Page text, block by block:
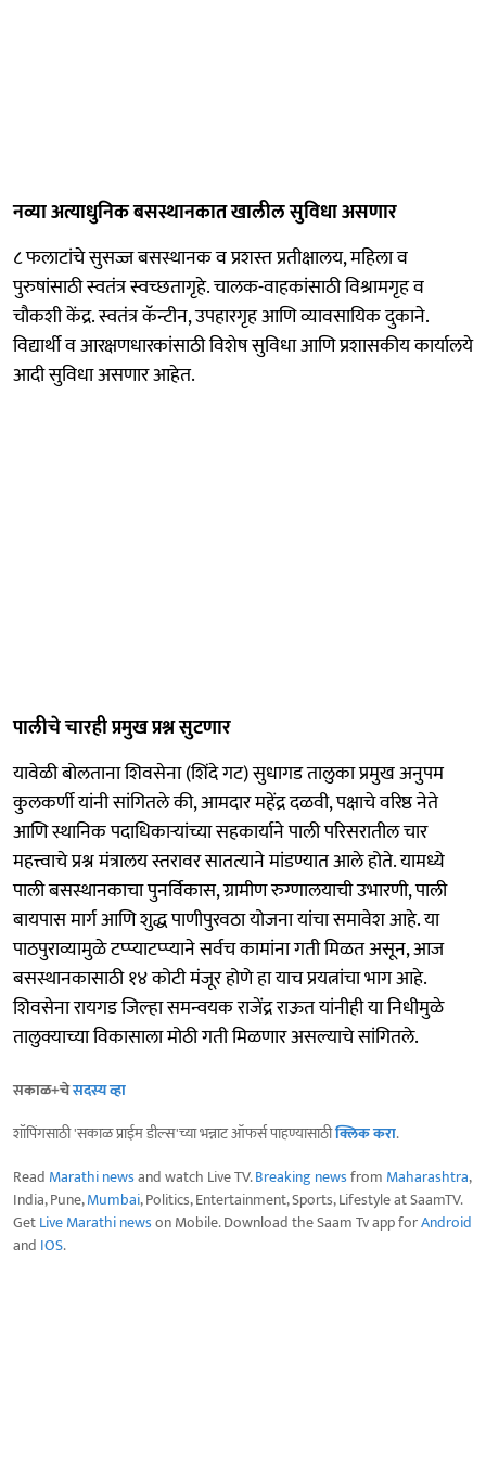
नव्या अत्याधुनिक बसस्थानकात खालील सुविधा असणार
८ फलाटांचे सुसज्ज बसस्थानक व प्रशस्त प्रतीक्षालय, महिला व
पुरुषांसाठी स्वतंत्र स्वच्छतागृहे. चालक-वाहकांसाठी विश्रामगृह व
चौकशी केंद्र. स्वतंत्र कॅन्टीन, उपहारगृह आणि व्यावसायिक दुकाने.
विद्यार्थी व आरक्षणधारकांसाठी विशेष सुविधा आणि प्रशासकीय कार्यालये
आदी सुविधा असणार आहेत.
पालीचे चारही प्रमुख प्रश्न सुटणार
यावेळी बोलताना शिवसेना (शिंदे गट) सुधागड तालुका प्रमुख अनुपम
कुलकर्णी यांनी सांगितले की, आमदार महेंद्र दळवी, पक्षाचे वरिष्ठ नेते
आणि स्थानिक पदाधिकाऱ्यांच्या सहकार्याने पाली परिसरातील चार
महत्त्वाचे प्रश्न मंत्रालय स्तरावर सातत्याने मांडण्यात आले होते. यामध्ये
पाली बसस्थानकाचा पुनर्विकास, ग्रामीण रुग्णालयाची उभारणी, पाली
बायपास मार्ग आणि शुद्ध पाणीपुरवठा योजना यांचा समावेश आहे. या
पाठपुराव्यामुळे टप्प्याटप्प्याने सर्वच कामांना गती मिळत असून, आज
बसस्थानकासाठी १४ कोटी मंजूर होणे हा याच प्रयत्नांचा भाग आहे.
शिवसेना रायगड जिल्हा समन्वयक राजेंद्र राऊत यांनीही या निधीमुळे
तालुक्याच्या विकासाला मोठी गती मिळणार असल्याचे सांगितले.
सकाळ+चेसदस्य व्हा
शॉपिंगसाठी 'सकाळ प्राईम डील्स'च्या भन्नाट ऑफर्स पाहण्यासाठीक्लिक करा.
Read Marathi newsand watch Live TV.Breaking newsfrom Maharashtra,
India, Pune,Mumbai, Politics, Entertainment, Sports, Lifestyle at SaamTV.
GetLive Marathi newson Mobile. Download the Saam Tv app forAndroid
and IOS.